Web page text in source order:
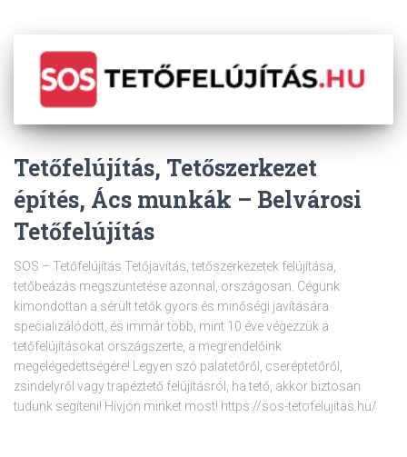
Tetőfelújítás, Tetőszerkezet
építés, Ács munkák – Belvárosi
Tetőfelújítás
SOS – Tetőfelújítás Tetőjavítás, tetőszerkezetek felújítása,
tetőbeázás megszüntetése azonnal, országosan. Cégünk
kimondottan a sérült tetők gyors és minőségi javítására
specializálódott, és immár több, mint 10 éve végezzük a
tetőfelújításokat országszerte, a megrendelőink
megelégedettségére! Legyen szó palatetőről, cseréptetőről,
zsindelyről vagy trapéztető felújításról, ha tető, akkor biztosan
tudunk segíteni! Hívjon minket most! https://sos-tetofelujitas.hu/